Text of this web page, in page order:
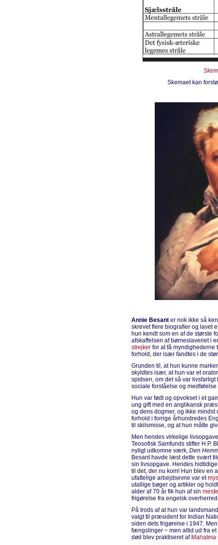
Skemaet kan
Annie Besant er nok ikke så
skrevet flere biografier og lavet
hun kendt som en af de største
afskaffelsen af børneslaveriet i
strejker for at få
forhold, der især fandtes i de
Grunden til, at hun kunne
skyldtes især, at hun var et
spidsen, om det så var
sociale forståelse og
Hun var født og opvokset i et
ung gift med en anglikansk
og dens dogmer, og ikke
forhold i forrige århundredes
til skilsmisse, og at hun måtte
Men hendes virkelige
Teosofisk Samfunds stifter H.P.
nyligt udkomne værk, Den
Besant havde læst dette svært
sin livsopgave. Hendes
til det, der nu kom! Hun blev en
ufattelige arbejdsevne var et
utallige bøger og artikler og
alder af 70 år fik hun af sin
frigørelse fra engelsk
På trods af at hun var
valgt til præsident for Indian
siden dets frigørelse i 1947.
fængslinger − men altid ud fra
død blev praktiseret af Mahatma